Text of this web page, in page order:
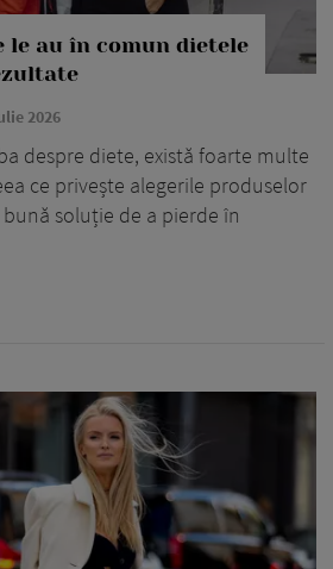
le au în comun dietele
2026
despre diete, există foarte multe
ce privește alegerile produselor
soluție de a pierde în